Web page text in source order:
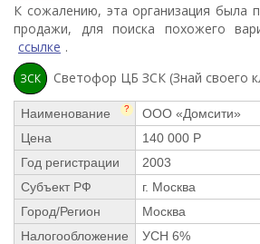
К сожалению, эта организация была
продажи, для поиска похожего
ссылке .
ЗСК Светофор ЦБ ЗСК (Знай своего
Наименование ?
ООО «Домсити»
Цена
140 000 Р
Год регистрации
2003
Субъект РФ
г. Москва
Город/Регион
Москва
Налогообложение
УСН 6%